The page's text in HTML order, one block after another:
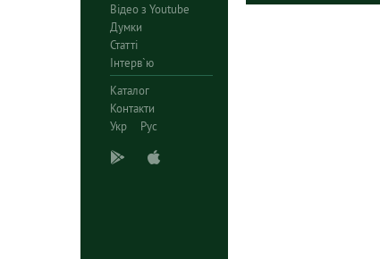
Відео з Youtube
Думки
Статті
Інтерв`ю
Каталог
Контакти
Укр
Рус